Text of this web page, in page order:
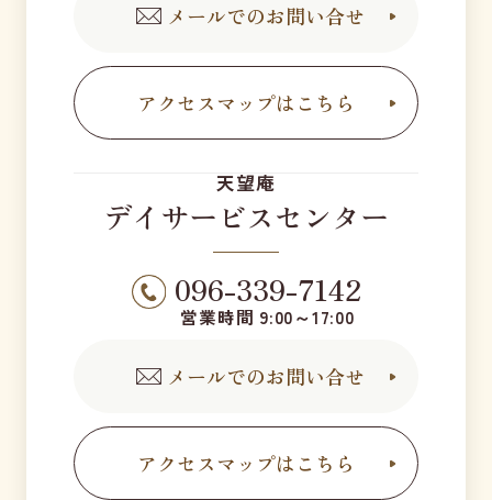
メールでのお問い合せ
アクセスマップはこちら
天望庵
デイサービスセンター
096-339-7142
営業時間 9:00～17:00
メールでのお問い合せ
アクセスマップはこちら